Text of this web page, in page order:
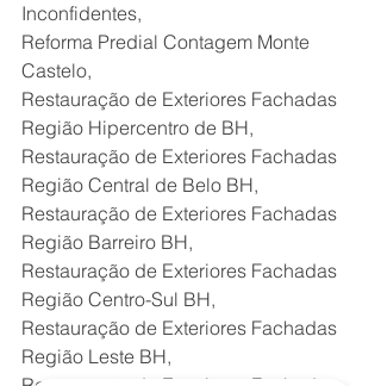
Inconfidentes,
Reforma Predial Contagem Monte
Castelo,
Restauração de Exteriores Fachadas
Região Hipercentro de BH,
Restauração de Exteriores Fachadas
Região Central de Belo BH,
Restauração de Exteriores Fachadas
Região Barreiro BH,
Restauração de Exteriores Fachadas
Região Centro-Sul BH,
Restauração de Exteriores Fachadas
Região Leste BH,